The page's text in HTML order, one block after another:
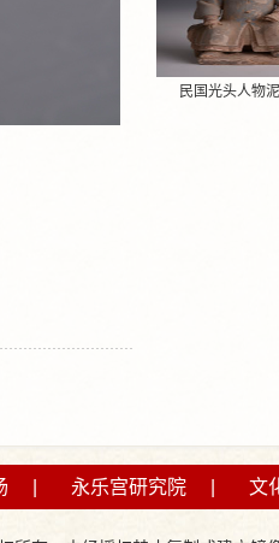
民国光头人物
永乐宫研究院 文